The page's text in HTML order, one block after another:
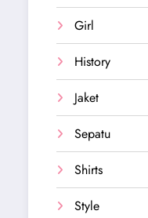
Girl
History
Jaket
Sepatu
Shirts
Style